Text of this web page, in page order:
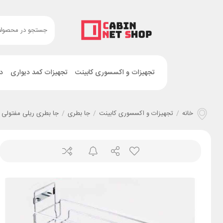
تجهیزات و اکسسوری کابینت تجهیزات کمد دیواری
خانه / تجهیزات و اکسسوری کابینت / جا بطری / جا بطری ریلی مفتولی